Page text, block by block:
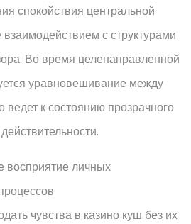
спокойствия центральной
с структурами
Во время целенаправленной
уравновешивание между
ведет к состоянию прозрачного
восприятие личных
чувства в казино куш без их